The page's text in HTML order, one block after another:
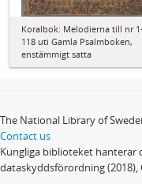
Koralbok: Melodierna till nr 1-
118 uti Gamla Psalmboken,
enstämmigt satta
The National Library of
Contact us
Kungliga biblioteket hanterar
dataskyddsförordning (2018),